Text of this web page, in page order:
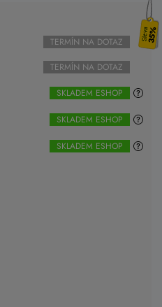
35%
TERMÍN NA DOTAZ
TERMÍN NA DOTAZ
SKLADEM ESHOP
SKLADEM ESHOP
SKLADEM ESHOP